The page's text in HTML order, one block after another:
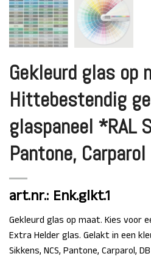
Gekleurd glas op
Hittebestendig
glaspaneel *RAL
Pantone, Carparol
art.nr.: Enk.glkt.1
Gekleurd glas op maat. Kies voor
Extra Helder glas. Gelakt in een
Sikkens, NCS, Pantone, Carparol,